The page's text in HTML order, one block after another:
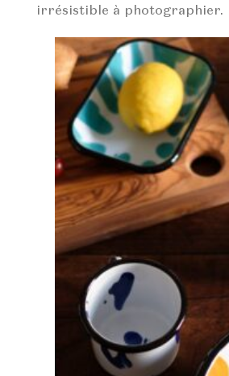
irrésistible à photographier.